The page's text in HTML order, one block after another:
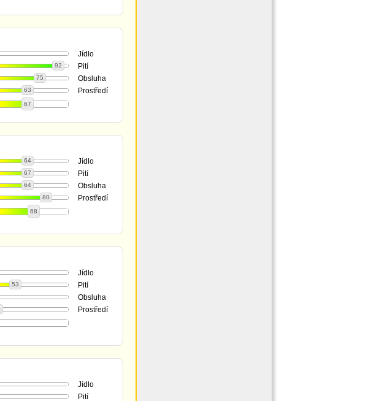
Jídlo
92 Pití
75 Obsluha
63 Prostředí
67
64 Jídlo
67 Pití
64 Obsluha
80 Prostředí
68
Jídlo
53 Pití
Obsluha
Prostředí
Jídlo
Pití